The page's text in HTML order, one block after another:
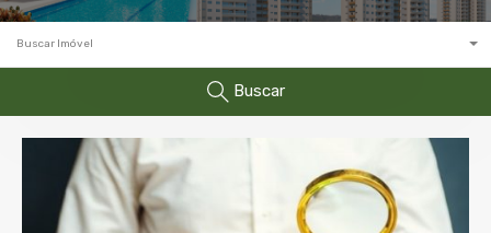
Buscar Imóvel
Buscar